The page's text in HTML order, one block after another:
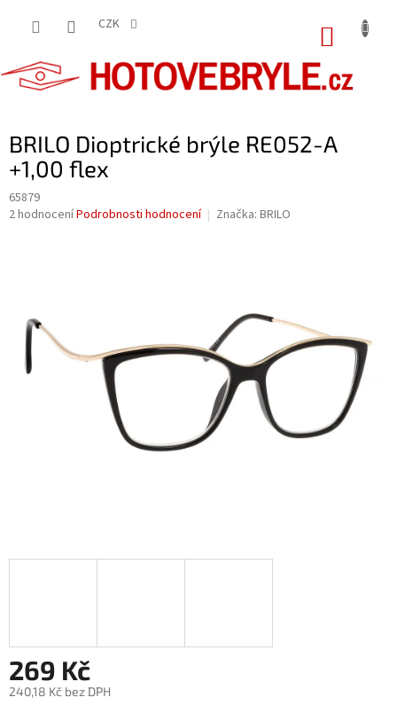
CZK
BRILO Dioptrické brýle RE052-A
+1,00 flex
65879
Průměrné
hvězdiček.
2 hodnoceníPodrobnosti hodnocení Značka: BRILO
269 Kč
240,18 Kč bez DPH